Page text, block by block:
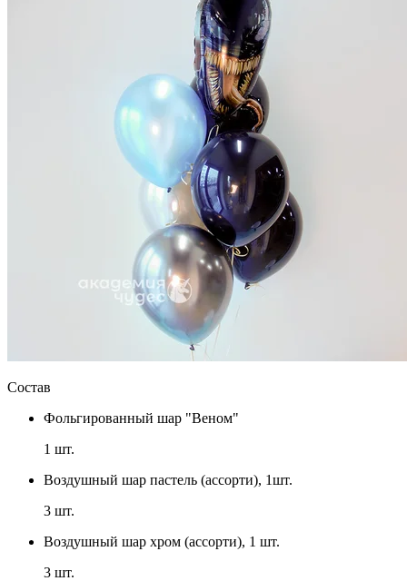
Состав
Фольгированный шар "Веном"
1 шт.
Воздушный шар пастель (ассорти), 1шт.
3 шт.
Воздушный шар хром (ассорти), 1 шт.
3 шт.